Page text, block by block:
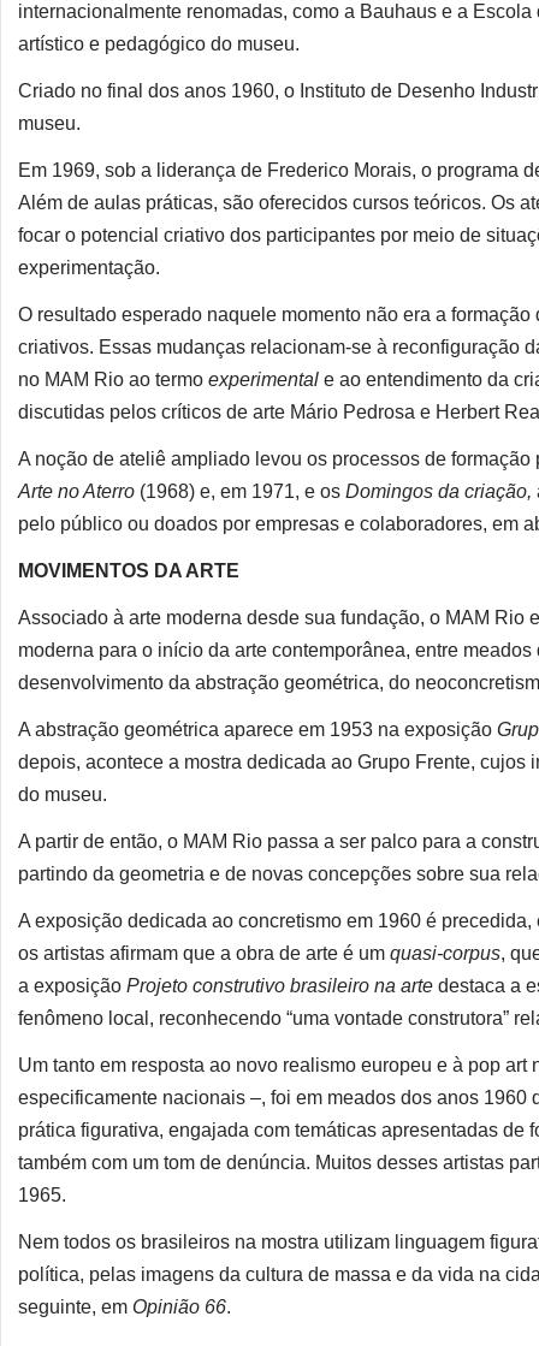
internacionalmente renomadas, como a Bauhaus e a
artístico e pedagógico do museu.
Criado no final dos anos 1960, o Instituto de Desenho
museu.
Em 1969, sob a liderança de Frederico Morais, o programa
Além de aulas práticas, são oferecidos cursos teóricos. Os
focar o potencial criativo dos participantes por meio de
experimentação.
O resultado esperado naquele momento não era a
criativos. Essas mudanças relacionam-se à reconfiguração
no MAM Rio ao termo experimental e ao entendimento da
discutidas pelos críticos de arte Mário Pedrosa e Herbert
A noção de ateliê ampliado levou os processos de
Arte no Aterro (1968) e, em 1971, e os Domingos da criação,
pelo público ou doados por empresas e colaboradores, em
MOVIMENTOS DA ARTE
Associado à arte moderna desde sua fundação, o MAM Rio
moderna para o início da arte contemporânea, entre
desenvolvimento da abstração geométrica, do
A abstração geométrica aparece em 1953 na exposição
depois, acontece a mostra dedicada ao Grupo Frente,
do museu.
A partir de então, o MAM Rio passa a ser palco para a
partindo da geometria e de novas concepções sobre sua
A exposição dedicada ao concretismo em 1960 é
os artistas afirmam que a obra de arte é um quasi-corpus,
a exposição Projeto construtivo brasileiro na arte destaca a
fenômeno local, reconhecendo “uma vontade construtora”
Um tanto em resposta ao novo realismo europeu e à pop
especificamente nacionais –, foi em meados dos anos
prática figurativa, engajada com temáticas apresentadas de
também com um tom de denúncia. Muitos desses artistas
1965.
Nem todos os brasileiros na mostra utilizam linguagem
política, pelas imagens da cultura de massa e da vida na
seguinte, em Opinião 66.